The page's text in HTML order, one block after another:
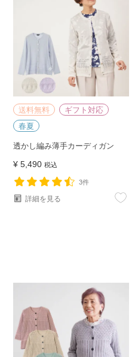
送料無料
ギフト対応
春夏
透かし編み薄手カーディガン
¥ 5,490 税込
3件
詳細を見る